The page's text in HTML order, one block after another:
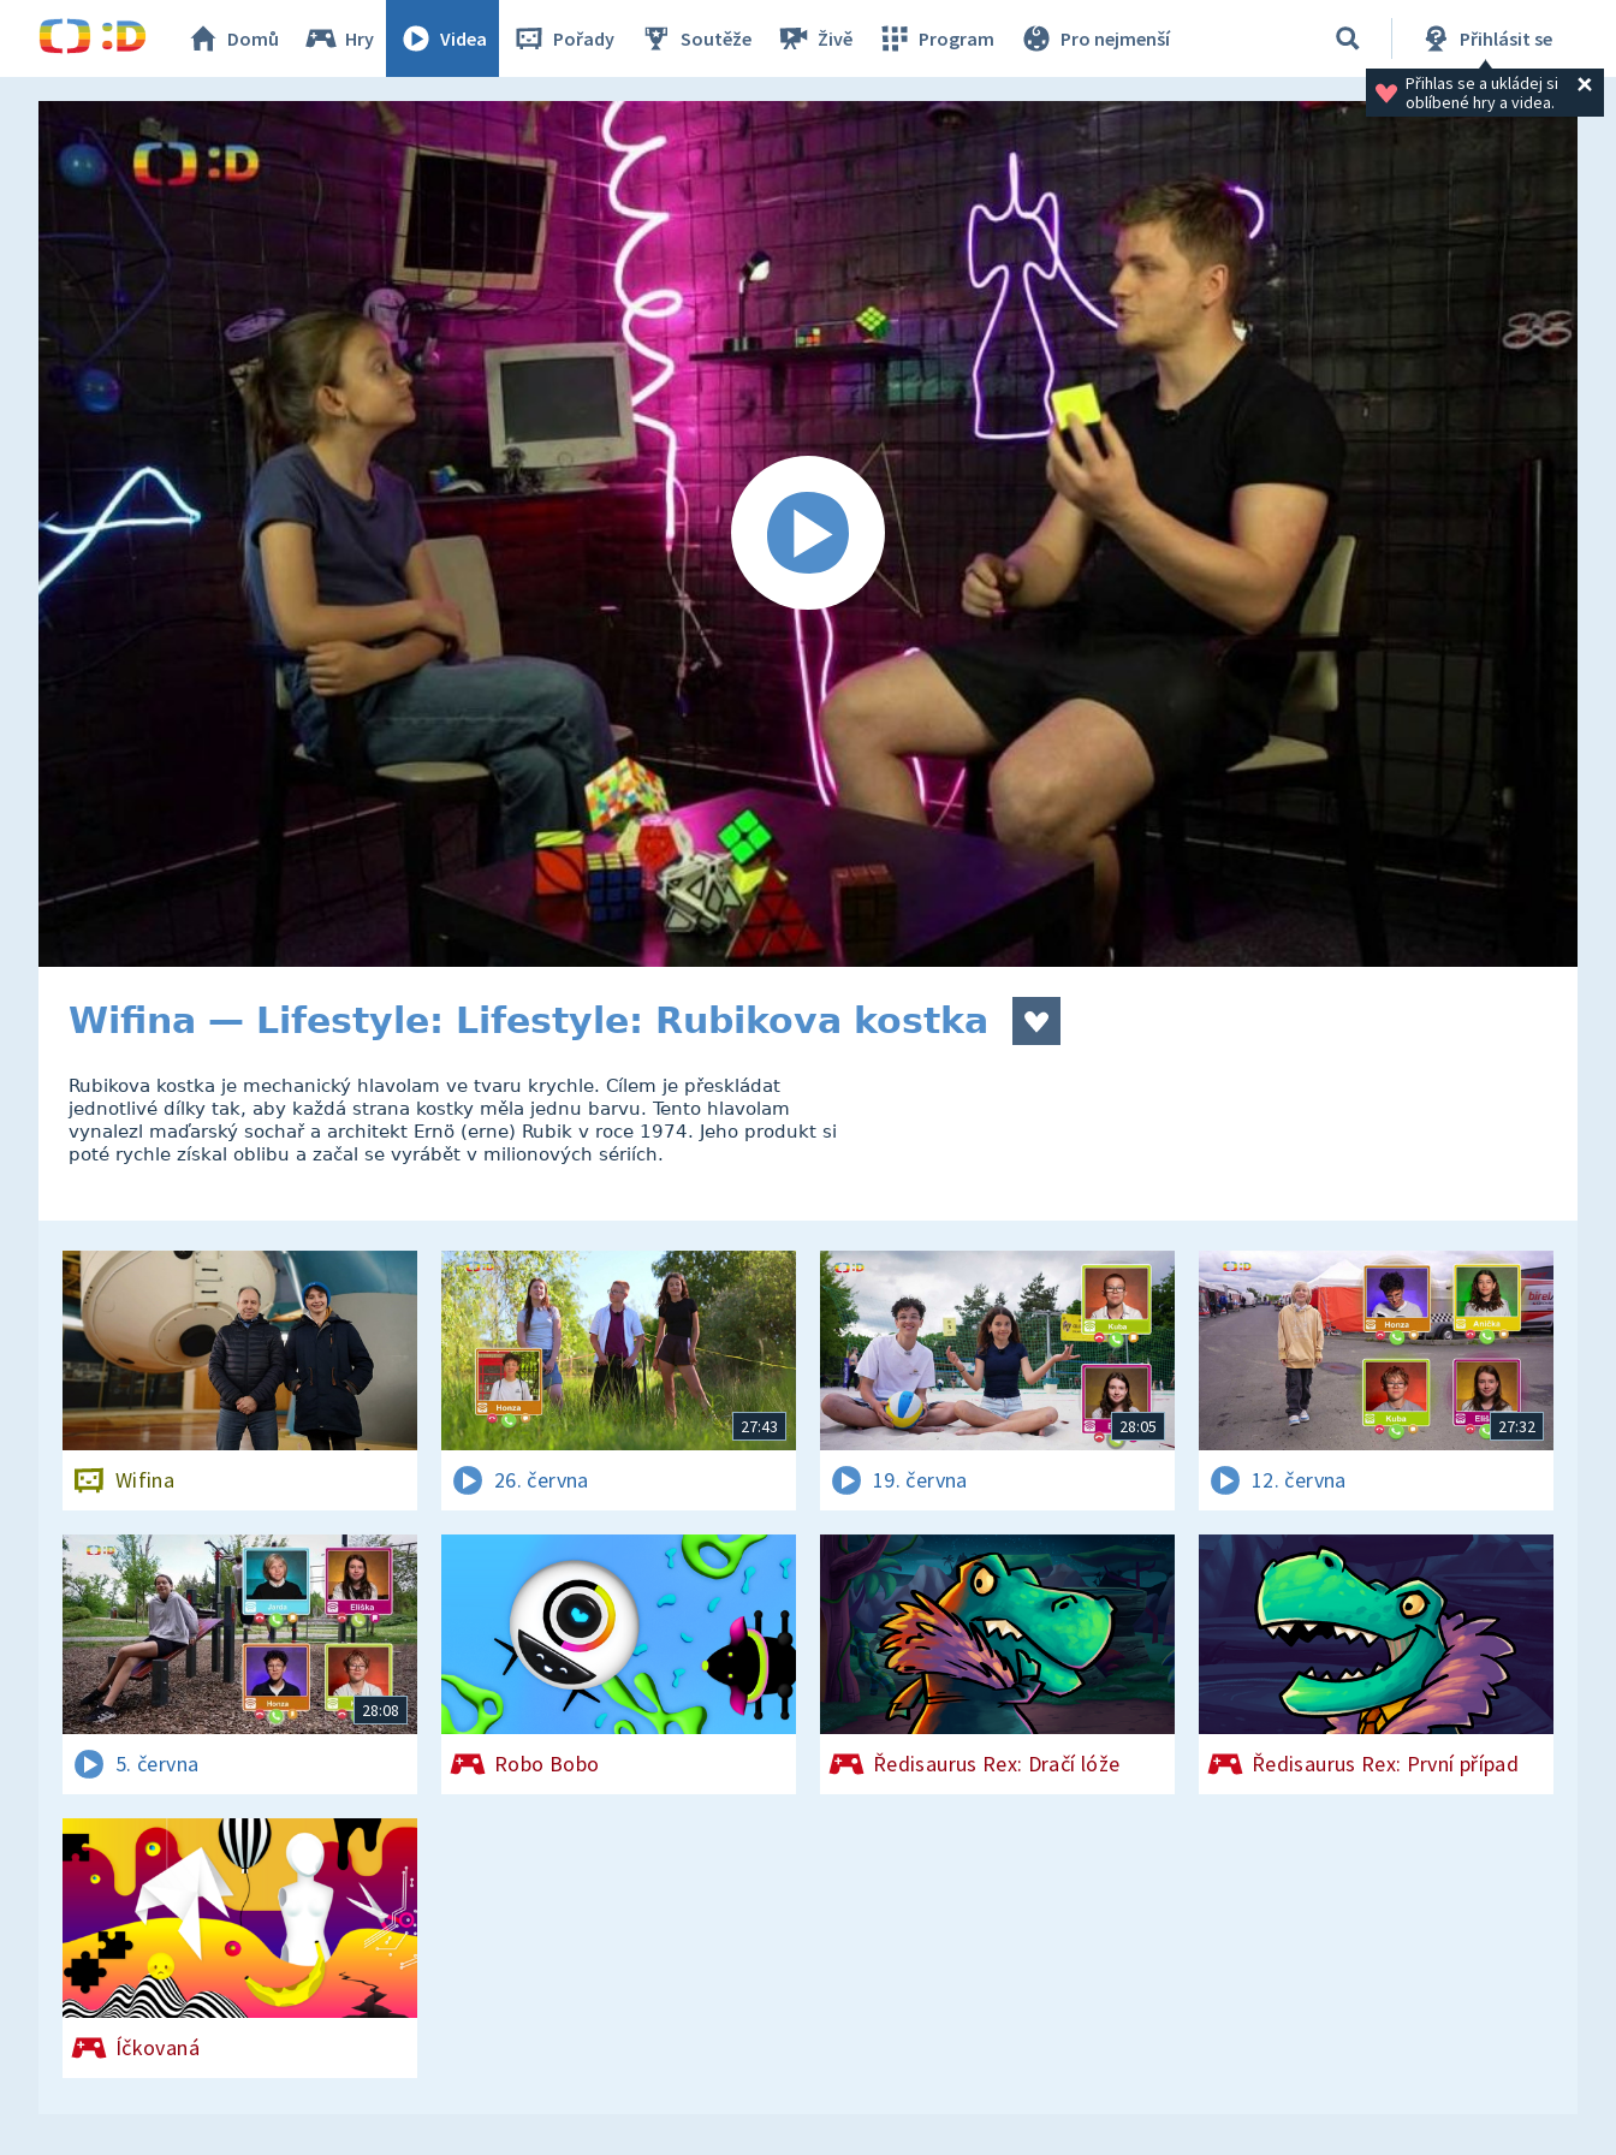
Domů Hry Videa Pořady Soutěže Živě Program Pro nejmenší Přihlásit se
Přihlas se a ukládej si
oblíbené hry a videa.
Wifina — Lifestyle: Lifestyle: Rubikova kostka
Rubikova kostka je mechanický hlavolam ve tvaru krychle. Cílem je přeskládat
jednotlivé dílky tak, aby každá strana kostky měla jednu barvu. Tento hlavolam
vynalezl maďarský sochař a architekt Ernö (erne) Rubik v roce 1974. Jeho produkt si
poté rychle získal oblibu a začal se vyrábět v milionových sériích.
Wifina
27:43
26. června
28:05
19. června
27:32
12. června
28:08
5. června Robo Bobo Ředisaurus Rex: Dračí lóže Ředisaurus Rex: První případ
Íčkovaná